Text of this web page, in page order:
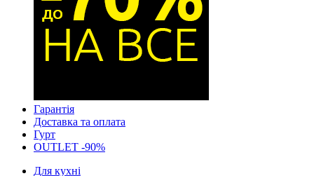
Гарантія
Доставка та оплата
Гурт
OUTLET -90%
Для кухні